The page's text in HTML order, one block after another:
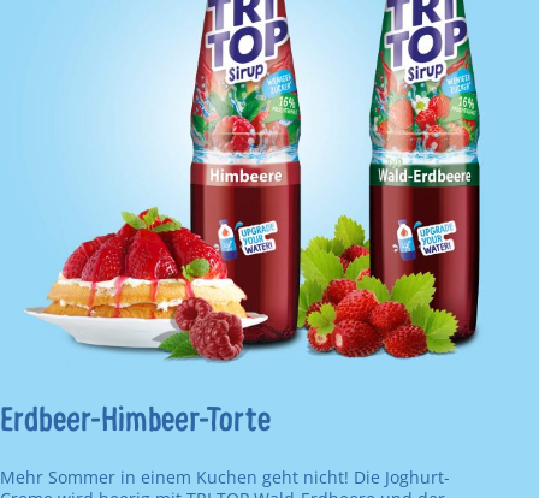
Erdbeer-Himbeer-Torte
Mehr Sommer in einem Kuchen geht nicht! Die Joghurt-